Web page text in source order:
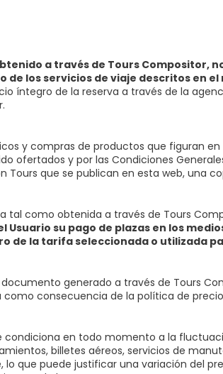
a través de Tours Compositor,
de los servicios de viaje descritos en el
íntegro de la reserva a través de la
y compras de productos que figuran
ofertados y por las Condiciones
Tours que se publican en esta web, una
tal como obtenida a través de Tours
Usuario su pago de plazas en los
de la tarifa seleccionada o utilizada
generado a través de Tours
consecuencia de la política de
condiciona en todo momento a la
billetes aéreos, servicios de
lo que puede justificar una variación del